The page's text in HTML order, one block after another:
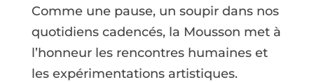
Comme une pause, un soupir dans nos
quotidiens cadencés, la Mousson met à
l’honneur les rencontres humaines et
les expérimentations artistiques.